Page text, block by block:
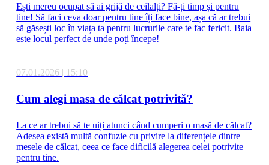
Ești mereu ocupat să ai grijă de ceilalți? Fă-ți timp și pentru
tine! Să faci ceva doar pentru tine îți face bine, așa că ar trebui
să găsești loc în viața ta pentru lucrurile care te fac fericit. Baia
este locul perfect de unde poți începe!
07.01.2026 | 15:10
Cum alegi masa de călcat potrivită?
La ce ar trebui să te uiți atunci când cumperi o masă de călcat?
Adesea există multă confuzie cu privire la diferențele dintre
mesele de călcat, ceea ce face dificilă alegerea celei potrivite
pentru tine.